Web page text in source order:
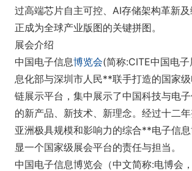
过高端芯片自主可控、AI存储架构革新及
正成为全球产业版图的关键拼图。
展会介绍
中国电子信息博览会(简称:CITE中国电
息化部与深圳市人民**联手打造的国家
链展示平台，集中展示了中国科技与电
的新产品、新技术、新理念。经过十二
亚洲极具规模和影响力的综合**电子信
显一个国家级展会平台的责任与担当。
中国电子信息博览会（中文简称:电博会